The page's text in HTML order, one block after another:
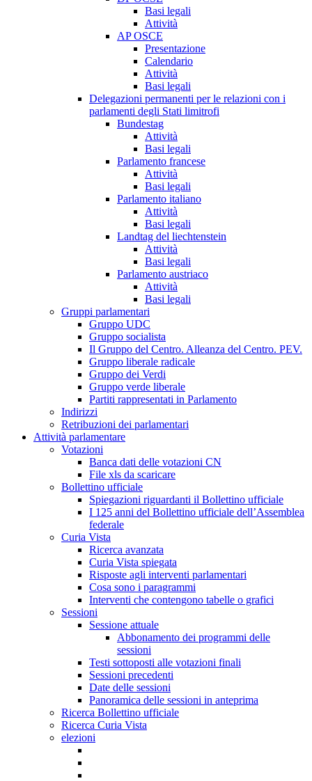
Basi legali
Attività
AP OSCE
Presentazione
Calendario
Attività
Basi legali
Delegazioni permanenti per le relazioni con i
parlamenti degli Stati limitrofi
Bundestag
Attività
Basi legali
Parlamento francese
Attività
Basi legali
Parlamento italiano
Attività
Basi legali
Landtag del liechtenstein
Attività
Basi legali
Parlamento austriaco
Attività
Basi legali
Gruppi parlamentari
Gruppo UDC
Gruppo socialista
Il Gruppo del Centro. Alleanza del Centro. PEV.
Gruppo liberale radicale
Gruppo dei Verdi
Gruppo verde liberale
Partiti rappresentati in Parlamento
Indirizzi
Retribuzioni dei parlamentari
Attività parlamentare
Votazioni
Banca dati delle votazioni CN
File xls da scaricare
Bollettino ufficiale
Spiegazioni riguardanti il Bollettino ufficiale
I 125 anni del Bollettino ufficiale dell’Assemblea
federale
Curia Vista
Ricerca avanzata
Curia Vista spiegata
Risposte agli interventi parlamentari
Cosa sono i paragrammi
Interventi che contengono tabelle o grafici
Sessioni
Sessione attuale
Abbonamento dei programmi delle
sessioni
Testi sottoposti alle votazioni finali
Sessioni precedenti
Date delle sessioni
Panoramica delle sessioni in anteprima
Ricerca Bollettino ufficiale
Ricerca Curia Vista
elezioni